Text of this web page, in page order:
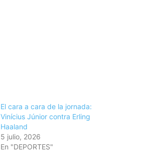
El cara a cara de la jornada:
Vinícius Júnior contra Erling
Haaland
5 julio, 2026
En "DEPORTES"